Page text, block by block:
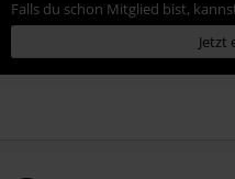
Falls du schon Mitglied bist,
Jetzt